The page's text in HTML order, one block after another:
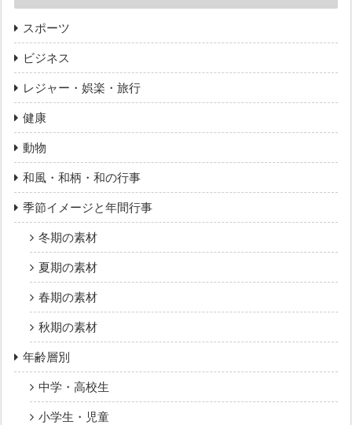
スポーツ
ビジネス
レジャー・娯楽・旅行
健康
動物
和風・和柄・和の行事
季節イメージと年間行事
冬期の素材
夏期の素材
春期の素材
秋期の素材
年齢層別
中学・高校生
小学生・児童